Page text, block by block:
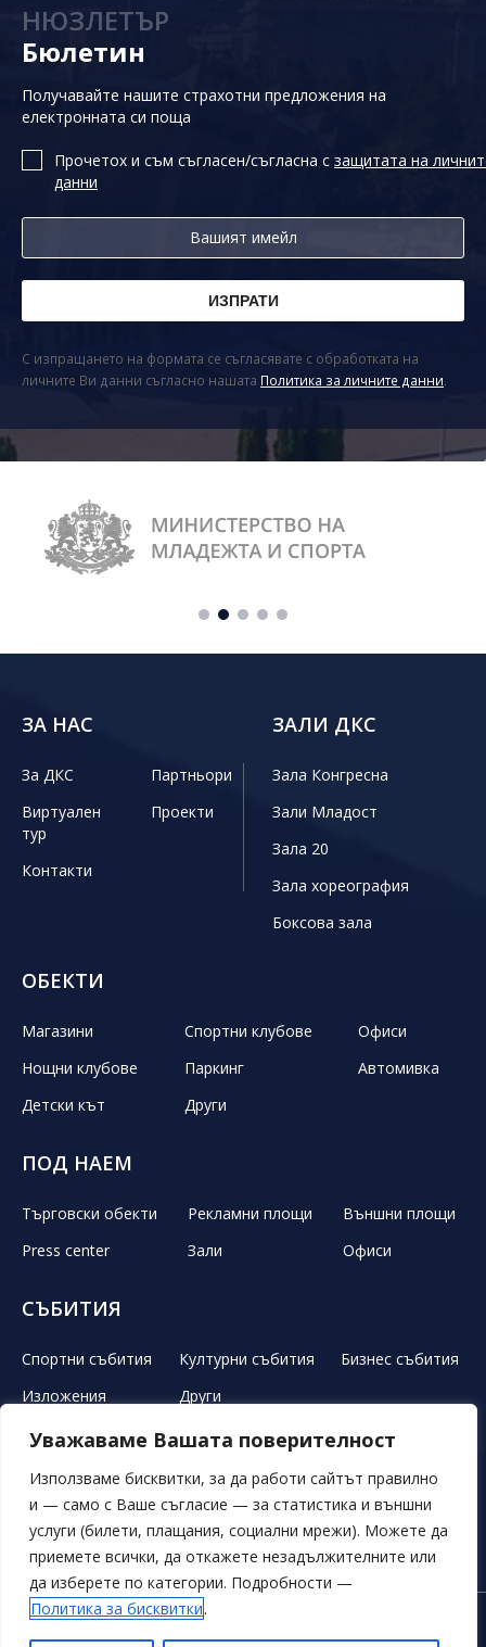
Уважаваме Вашата поверителност
Използваме бисквитки, за да работи сайтът правилно
и — само с Ваше съгласие — за статистика и външни
услуги (билети, плащания, социални мрежи). Можете да
приемете всички, да откажете незадължителните или
да изберете по категории. Подробности —
Политика за бисквитки.
НЮЗЛЕТЪР
Бюлетин
Получавайте нашите страхотни предложения на
електронната си поща
Прочетох и съм съгласен/съгласна с защитата на
данни
С изпращането на формата се съгласявате с обработката на
личните Ви данни съгласно нашата Политика за личните данни.
ЗА НАС
За ДКС
Партньори
Виртуален
тур
Проекти
Контакти
ЗАЛИ ДКС
Зала Конгресна
Зали Младост
Зала 20
Зала хореография
Боксова зала
ОБЕКТИ
Магазини Спортни клубове
Офиси
Нощни клубове
Паркинг
Автомивка
Детски кът
Други
ПОД НАЕМ
Търговски обекти Рекламни площи
Външни площи
Press center
Зали Офиси
СЪБИТИЯ
Спортни събития Културни събития
Бизнес събития
Изложения
Други
ЛЕТЕН ТЕАТЪР РЕКЛАМА НОВИНИ ГАЛЕРИЯ
СВОБОДНИ ПОЗИЦИИ ОБЯВИ ПОРЪЧКИ
ОБЩИ УСЛОВИЯ ЛИЧНИ ДАННИ БИСКВИТКИ
© 2026 Всички права запазени. Дворец на
културата и спорта
Плати Паркинг